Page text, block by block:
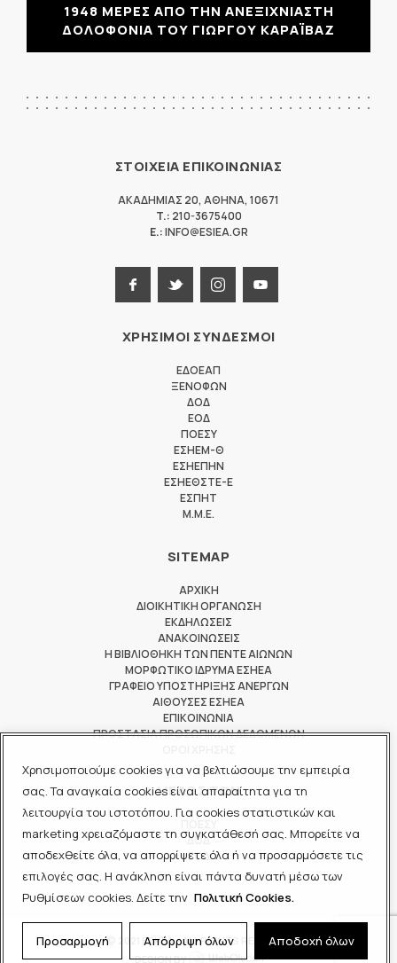
Χρησιμοποιούμε cookies για να βελτιώσουμε την εμπειρία
σας. Τα αναγκαία cookies είναι απαραίτητα για τη
λειτουργία του ιστοτόπου. Για cookies στατιστικών και
marketing χρειαζόμαστε τη συγκατάθεσή σας. Μπορείτε να
αποδεχθείτε όλα, να απορρίψετε όλα ή να προσαρμόσετε τις
επιλογές σας. Η ανάκληση είναι πάντα δυνατή μέσω των
Ρυθμίσεων cookies. Δείτε την Πολιτική Cookies.
Προσαρμογή Απόρριψη όλων Αποδοχή όλων
1948 ΜΕΡΕΣ ΑΠΟ ΤΗΝ ΑΝΕΞΙΧΝΙΑΣΤΗ
ΔΟΛΟΦΟΝΙΑ ΤΟΥ ΓΙΩΡΓΟΥ ΚΑΡΑΪΒΑΖ
ΣΤΟΙΧΕΙΑ ΕΠΙΚΟΙΝΩΝΙΑΣ
ΑΚΑΔΗΜΙΑΣ 20, ΑΘΗΝΑ, 10671
T.: 210-3675400
E.:INFO@ESIEA.GR
ΧΡΗΣΙΜΟΙ ΣΥΝΔΕΣΜΟΙ
ΕΔΟΕΑΠ
ΞΕΝΟΦΩΝ
ΔΟΔ
ΕΟΔ
ΠΟΕΣΥ
ΕΣΗΕΜ-Θ
ΕΣΗΕΠΗΝ
ΕΣΗΕΘΣΤΕ-Ε
ΕΣΠΗΤ
M.M.E.
SITEMAP
ΑΡΧΙΚΗ
ΔΙΟΙΚΗΤΙΚΗ ΟΡΓΑΝΩΣΗ
ΕΚΔΗΛΩΣΕΙΣ
ΑΝΑΚΟΙΝΩΣΕΙΣ
Η ΒΙΒΛΙΟΘΗΚΗ ΤΩΝ ΠΕΝΤΕ ΑΙΩΝΩΝ
ΜΟΡΦΩΤΙΚΟ ΙΔΡΥΜΑ ΕΣΗΕΑ
ΓΡΑΦΕΙΟ ΥΠΟΣΤΗΡΙΞΗΣ ΑΝΕΡΓΩΝ
ΑΙΘΟΥΣΕΣ ΕΣΗΕΑ
ΕΠΙΚΟΙΝΩΝΙΑ
ΠΡΟΣΤΑΣΙΑ ΠΡΟΣΩΠΙΚΩΝ ΔΕΔΟΜΕΝΩΝ
ΜΕΛΟΣ ΤΩΝ
ΔΟΔ
ΕΟΔ
© 2021 ΕΣΗΕΑ - ALL RIGHTS RESERVED
DESIGN BY